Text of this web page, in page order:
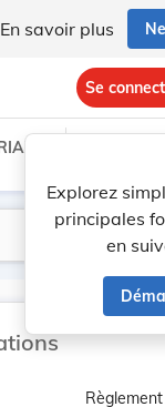
En savoir plus
Se
Explorez
principales
en
C
Lancer la